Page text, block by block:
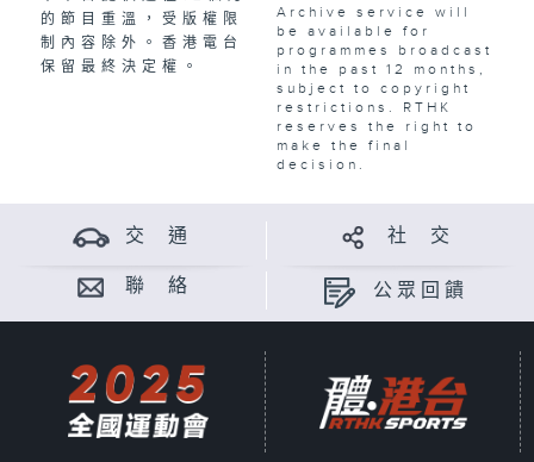
的節目重溫，受版權限
制內容除外。香港電台
保留最終決定權。
Archive service will
be available for
programmes broadcast
in the past 12 months,
subject to copyright
restrictions. RTHK
reserves the right to
make the final
decision.
交 通 社 交
聯 絡 公眾回饋